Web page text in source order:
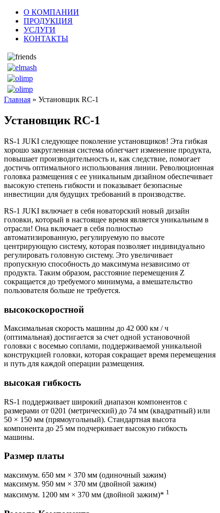
О КОМПАНИИ
ПРОДУКЦИЯ
УСЛУГИ
КОНТАКТЫ
Главная » Установщик RC-1
Установщик RC-1
RS-1 JUKI следующее поколение установщиков! Эта гибкая
хорошо закругленная система облегчает изменение продукта,
повышает производительность и, как следствие, помогает
достичь оптимального использования линии. Революционная
головка размещения с ее уникальным дизайном обеспечивает
высокую степень гибкости и показывает безопасные
инвестиции для будущих требований в производстве.
RS-1 JUKI включает в себя новаторский новый дизайн
головки, который в настоящее время является уникальным в
отрасли! Она включает в себя полностью
автоматизированную, регулируемую по высоте
центрирующую систему, которая позволяет индивидуально
регулировать головную систему. Это увеличивает
пропускную способность до максимума независимо от
продукта. Таким образом, расстояние перемещения Z
сокращается до требуемого минимума, а вмешательство
пользователя больше не требуется.
высокоскоростной
Максимальная скорость машины до 42 000 км / ч
(оптимальная) достигается за счет одной установочной
головки с восемью соплами, поддерживаемой уникальной
конструкцией головки, которая сокращает время перемещения
и путь для каждой операции размещения.
высокая гибкость
RS-1 поддерживает широкий диапазон компонентов с
размерами от 0201 (метрический) до 74 мм (квадратный) или
50 × 150 мм (прямоугольный). Стандартная высота
компонента до 25 мм подчеркивает высокую гибкость
машины.
Размер платы
максимум. 650 мм × 370 мм (одиночный зажим)
максимум. 950 мм × 370 мм (двойной зажим)
максимум. 1200 мм × 370 мм (двойной зажим)* 1